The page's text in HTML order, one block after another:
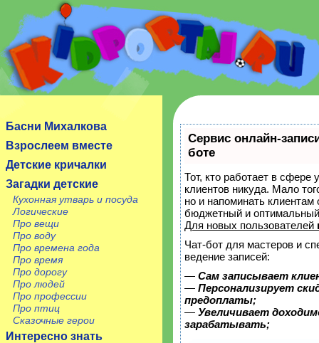
Сайт посвящен детям, их родителям, учителям и
Басни Михалкова
Взрослеем вместе
Детские кричалки
Загадки детские
Кухонная утварь и посуда
Логические
Про вещи
Про воду
Про времена года
Про время
Про дорогу
Про людей
Про профессии
Про птиц
Сказочные герои
Интересно знать
Сервис онлайн-
боте
Тот, кто работает в сфере
клиентов никуда. Мало
но и напоминать
бюджетный и
Для новых пользователей
Чат-бот для мастеров и
ведение записей:
— Сам записывает
— Персонализирует
предоплаты;
— Увеличивает
зарабатывать;